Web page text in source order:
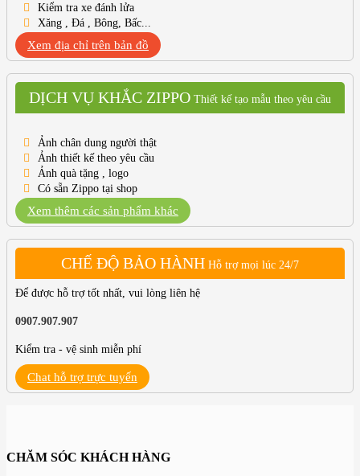
Kiểm tra xe đánh lửa
Xăng , Đá , Bông, Bấc...
Xem địa chỉ trên bản đồ
DỊCH VỤ KHẮC ZIPPO Thiết kế tạo mẫu theo yêu cầu
Ảnh chân dung người thật
Ảnh thiết kế theo yêu cầu
Ảnh quà tặng , logo
Có sẵn Zippo tại shop
Xem thêm các sản phẩm khác
CHẾ ĐỘ BẢO HÀNH Hỗ trợ mọi lúc 24/7
Để được hỗ trợ tốt nhất, vui lòng liên hệ
0907.907.907
Kiểm tra - vệ sinh miễn phí
Chat hỗ trợ trực tuyến
CHĂM SÓC KHÁCH HÀNG